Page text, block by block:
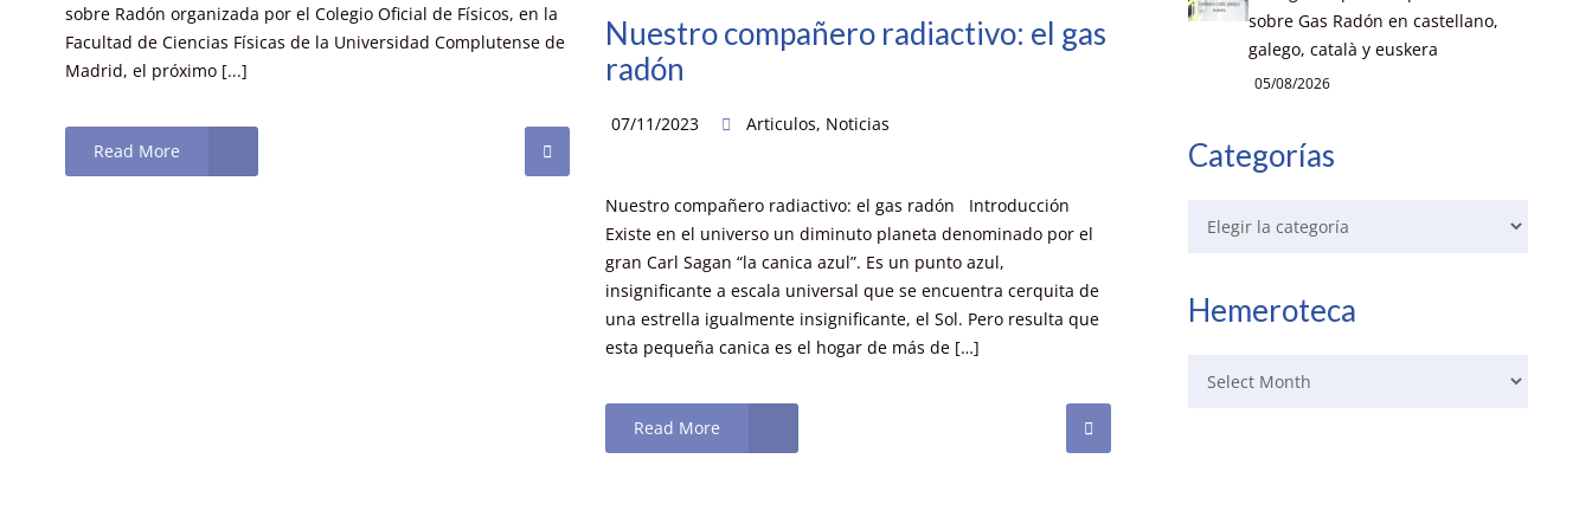
sobre Radón organizada por el Colegio Oficial de Físicos, en la
Facultad de Ciencias Físicas de la Universidad Complutense de
Madrid, el próximo [...]
Read More
Nuestro compañero radiactivo: el gas
radón
07/11/2023 Articulos, Noticias
Nuestro compañero radiactivo: el gas radón Introducción
Existe en el universo un diminuto planeta denominado por el
gran Carl Sagan “la canica azul”. Es un punto azul,
insignificante a escala universal que se encuentra cerquita de
una estrella igualmente insignificante, el Sol. Pero resulta que
esta pequeña canica es el hogar de más de […]
Read More
sobre Gas Radón en castellano,
galego, català y euskera
05/08/2026
Categorías
Hemeroteca